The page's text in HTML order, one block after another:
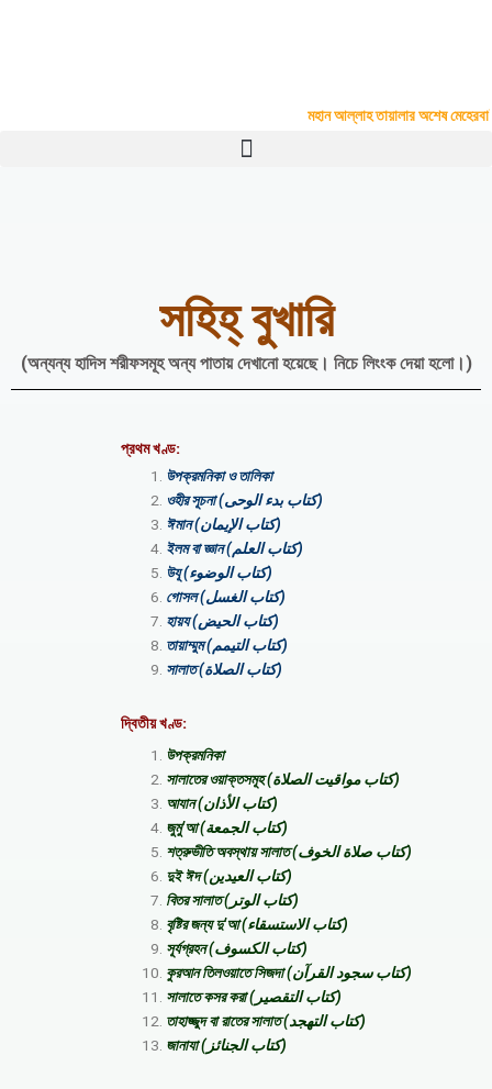
মহান আল্লাহ তায়ালার অশেষ
সহিহ্ বুখারি
(অন্যন্য হাদিস শরীফসমূহ অন্য পাতায় দেখানো হয়েছে। নিচে লিংংক দেয়া হলো।)
প্রথম খণ্ড:
উপক্রমনিকা ও তালিকা
ওহীর সূচনা (كتاب بدء الوحى)
ঈমান (كتاب الإيمان)
ইলম বা জ্ঞান (كتاب العلم)
উযূ (كتاب الوضوء)
গোসল (كتاب الغسل)
হায়য (كتاب الحيض)
তায়াম্মুম (كتاب التيمم)
সালাত (كتاب الصلاة)
দ্বিতীয় খণ্ড:
উপক্রমনিকা
সালাতের ওয়াক্তসমূহ (كتاب مواقيت الصلاة)
আযান (كتاب الأذان)
জুমু’আ (كتاب الجمعة)
শত্রুভীতি অবস্থায় সালাত (كتاب صلاة الخوف)
দুই ঈদ (كتاب العيدين)
বিতর সালাত (كتاب الوتر)
বৃষ্টির জন্য দু’আ (كتاب الاستسقاء)
সূর্যগ্রহন (كتاب الكسوف)
কুরআন তিলওয়াতে সিজদা (كتاب سجود القرآن)
সালাতে কসর করা (كتاب التقصير)
তাহাজ্জুদ বা রাতের সালাত (كتاب التهجد)
জানাযা (كتاب الجنائز)